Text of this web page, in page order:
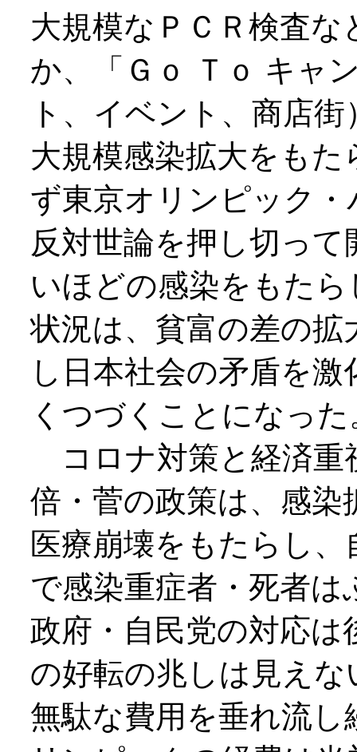
大規模なＰＣＲ検査
か、「Ｇｏ Ｔｏ キャ
ト、イベント、商店
大規模感染拡大をも
ず東京オリンピック
反対世論を押し切っ
いほどの感染をもた
状況は、貧富の差の
し日本社会の矛盾を
くつづくことになった
コロナ対策と経済重
倍・菅の政策は、感
医療崩壊をもたらし
で感染重症者・死者
政府・自民党の対応
の好転の兆しは見え
無駄な費用を垂れ流